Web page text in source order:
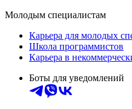
Молодым специалистам
Карьера для молодых
Школа программистов
Карьера в
Боты для уведомлений